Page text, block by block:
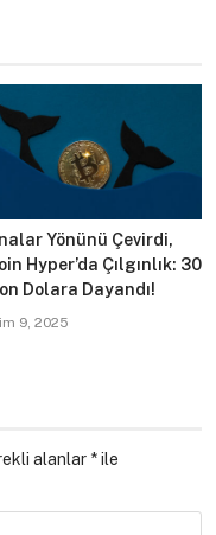
Yönünü Çevirdi,
Hyper’da Çılgınlık: 30
Dolara Dayandı!
9, 2025
alanlar *ile